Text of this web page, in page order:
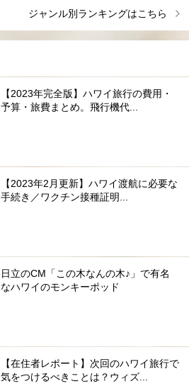
ジャンル別ランキングはこちら
【2023年完全版】ハワイ旅行の費用・
予算・旅費まとめ。飛行機代...
【2023年2月更新】ハワイ渡航に必要な
手続き／ワクチン接種証明...
日立のCM「この木なんの木♪」で有名
なハワイのモンキーポッド
【在住者レポート】次回のハワイ旅行で
気をつけるべきことは？ウィズ...